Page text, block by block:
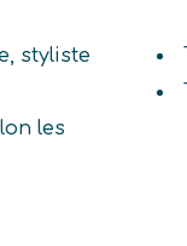
styliste
les